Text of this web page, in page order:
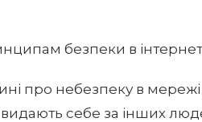
безпеки в
про небезпеку в
себе за інших